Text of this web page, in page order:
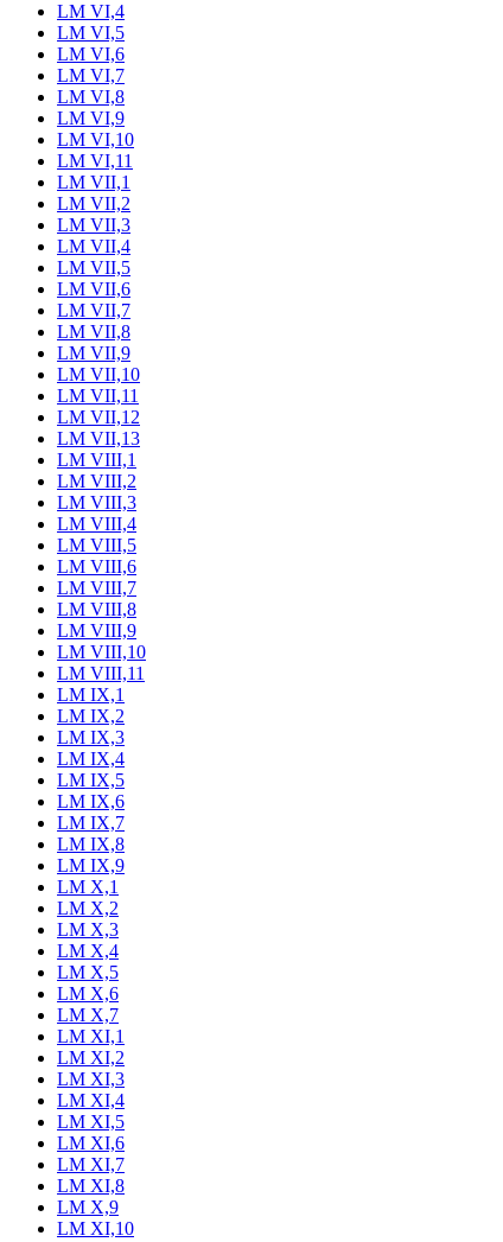
LM VI,4
LM VI,5
LM VI,6
LM VI,7
LM VI,8
LM VI,9
LM VI,10
LM VI,11
LM VII,1
LM VII,2
LM VII,3
LM VII,4
LM VII,5
LM VII,6
LM VII,7
LM VII,8
LM VII,9
LM VII,10
LM VII,11
LM VII,12
LM VII,13
LM VIII,1
LM VIII,2
LM VIII,3
LM VIII,4
LM VIII,5
LM VIII,6
LM VIII,7
LM VIII,8
LM VIII,9
LM VIII,10
LM VIII,11
LM IX,1
LM IX,2
LM IX,3
LM IX,4
LM IX,5
LM IX,6
LM IX,7
LM IX,8
LM IX,9
LM X,1
LM X,2
LM X,3
LM X,4
LM X,5
LM X,6
LM X,7
LM XI,1
LM XI,2
LM XI,3
LM XI,4
LM XI,5
LM XI,6
LM XI,7
LM XI,8
LM X,9
LM XI,10